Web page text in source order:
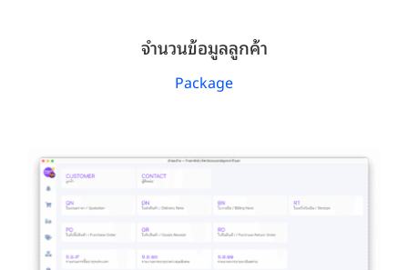
จำนวนข้อมูลลูกค้า
Package